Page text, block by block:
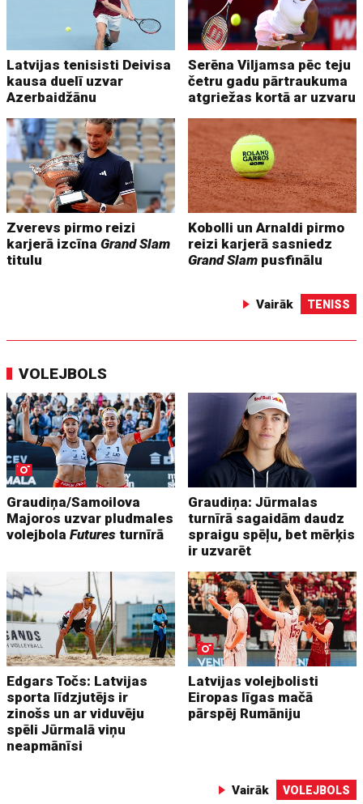
Latvijas tenisisti Deivisa
kausa duelī uzvar
Azerbaidžānu
Serēna Viljamsa pēc teju
četru gadu pārtraukuma
atgriežas kortā ar uzvaru
Zverevs pirmo reizi
karjerā izcīnaGrand Slam
titulu
Kobolli un Arnaldi pirmo
reizi karjerā sasniedz
Grand Slam pusfinālu
Vairāk TENISS
VOLEJBOLS
Graudiņa/Samoilova
Majoros uzvar pludmales
volejbolaFutures turnīrā
Graudiņa: Jūrmalas
turnīrā sagaidām daudz
spraigu spēļu, bet mērķis
ir uzvarēt
Edgars Točs: Latvijas
sporta līdzjutējs ir
zinošs un ar viduvēju
spēli Jūrmalā viņu
neapmānīsi
Latvijas volejbolisti
Eiropas līgas mačā
pārspēj Rumāniju
Vairāk VOLEJBOLS